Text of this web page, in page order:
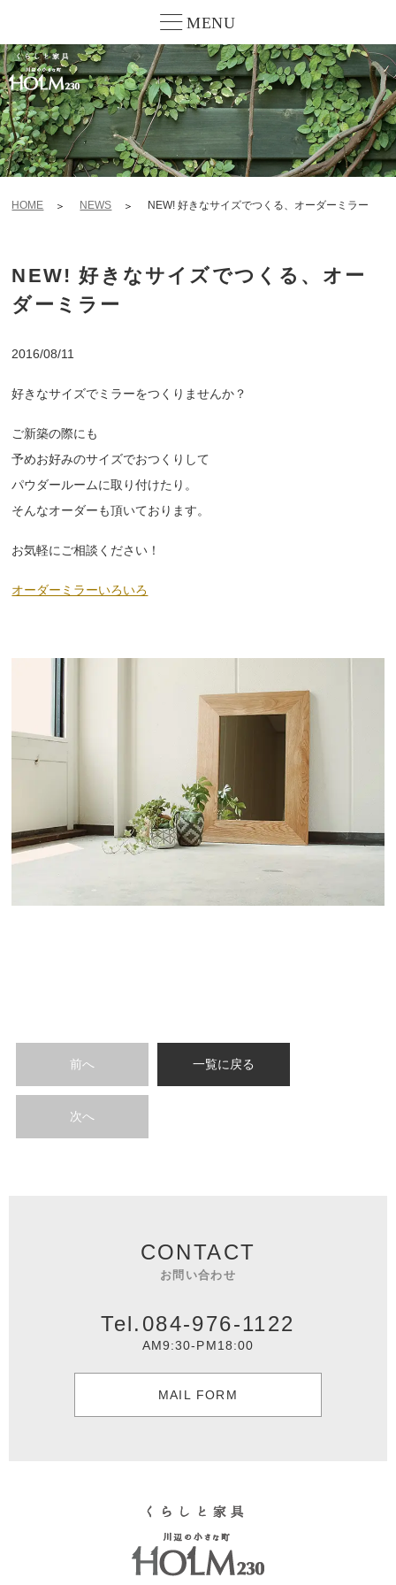
MENU
HOME NEWS NEW! 好きなサイズでつくる、オーダーミラー
NEW! 好きなサイズでつくる、オー
ダーミラー
2016/08/11
好きなサイズでミラーをつくりませんか？
ご新築の際にも
予めお好みのサイズでおつくりして
パウダールームに取り付けたり。
そんなオーダーも頂いております。
お気軽にご相談ください！
オーダーミラーいろいろ
前へ 一覧に戻る
次へ
CONTACT
お問い合わせ
Tel.084-976-1122
AM9:30-PM18:00
MAIL FORM